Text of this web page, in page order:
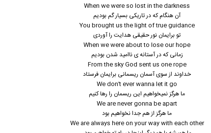
When we were so lost in the darkness
آن هنگام که در تاریکی بسیار گم بودیم
You brought us the light of true guidance
تو برایمان نور حقیقی هدایت را آوردی
When we were about to lose our hope
زمانی که در آستانه ی ناامید شدن بودیم
From the sky God sent us one rope
خداوند از سوی آسمان ریسمانی برایمان فرستاد
We don’t ever wanna let it go
ما هرگز نمیخواهیم این ریسمان را رها کنیم
We are never gonna be apart
ما هرگز از هم جدا نخواهیم بود
We are always here on your way with each other